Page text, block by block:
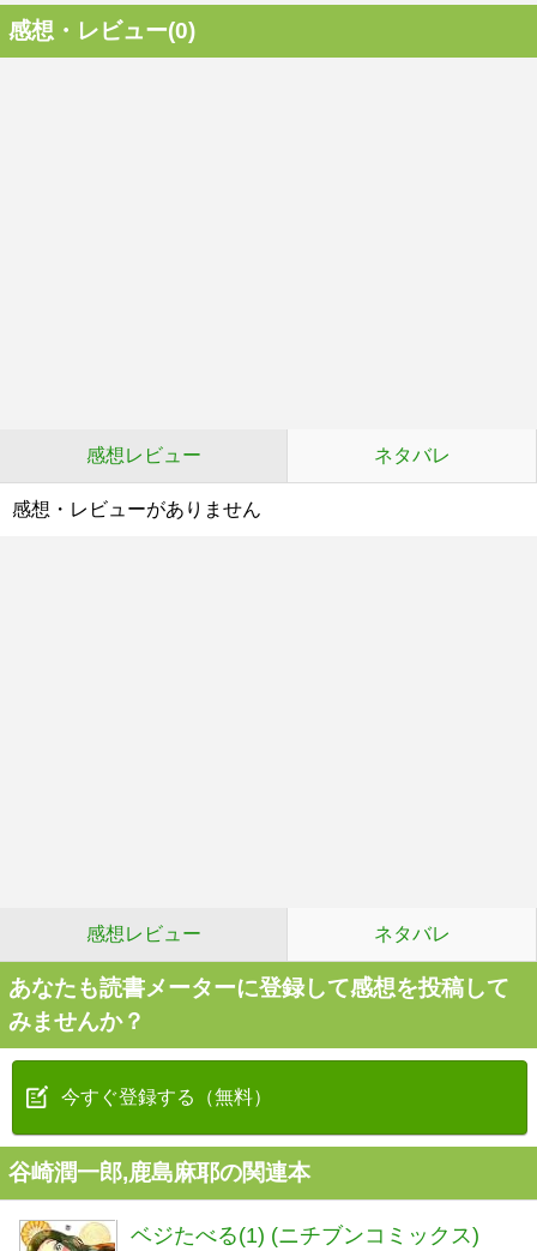
感想・レビュー(0)
感想レビュー ネタバレ
感想・レビューがありません
感想レビュー ネタバレ
あなたも読書メーターに登録して感想を投稿して
みませんか？
今すぐ登録する（無料）
谷崎潤一郎,鹿島麻耶の関連本
ベジたべる(1) (ニチブンコミックス)